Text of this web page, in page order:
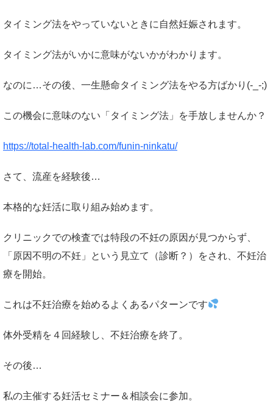
タイミング法をやっていないときに自然妊娠されます。
タイミング法がいかに意味がないかがわかります。
なのに…その後、一生懸命タイミング法をやる方ばかり(-_-;)
この機会に意味のない「タイミング法」を手放しませんか？
https://total-health-lab.com/funin-ninkatu/
さて、流産を経験後…
本格的な妊活に取り組み始めます。
クリニックでの検査では特段の不妊の原因が見つからず、
「原因不明の不妊」という見立て（診断？）をされ、不妊治
療を開始。
これは不妊治療を始めるよくあるパターンです
体外受精を４回経験し、不妊治療を終了。
その後…
私の主催する妊活セミナー＆相談会に参加。